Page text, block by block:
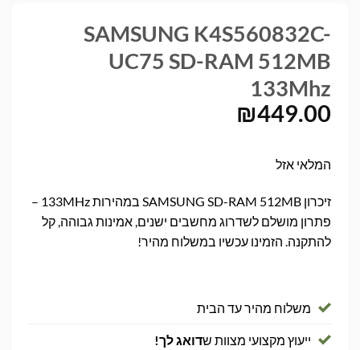
SAMSUNG K4S560832C-
UC75 SD-RAM 512MB
133Mhz
₪449.00
המלאי אזל
זיכרון SAMSUNG SD-RAM 512MB במהירות 133MHz –
פתרון מושלם לשדרוג מחשבים ישנים, אמינות גבוהה, קל
להתקנה. הזמינו עכשיו במשלוח מהיר!
משלוח מהיר עד הבית
ייעוץ מקצועי מצוות שדואג לך!